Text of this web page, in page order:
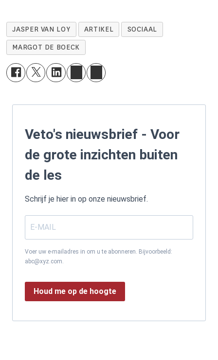
JASPER VAN LOY ARTIKEL SOCIAAL
MARGOT DE BOECK
Veto's nieuwsbrief - Voor
de grote inzichten buiten
de les
Schrijf je hier in op onze nieuwsbrief.
Voer uw e-mailadres in om u te abonneren. Bijvoorbeeld:
abc@xyz.com.
Houd me op de hoogte